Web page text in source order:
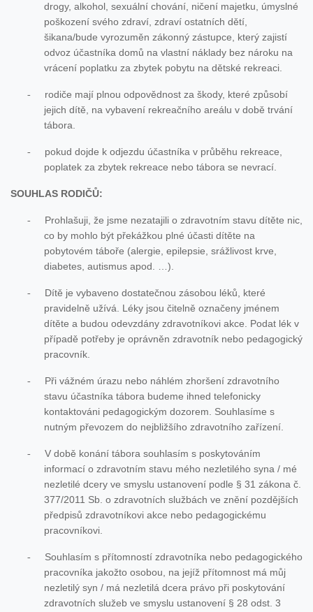
drogy, alkohol, sexuální chování, ničení majetku, úmyslné
poškození svého zdraví, zdraví ostatních dětí,
šikana/bude vyrozuměn zákonný zástupce, který zajistí
odvoz účastníka domů na vlastní náklady bez nároku na
vrácení poplatku za zbytek pobytu na dětské rekreaci.
-
rodiče mají plnou odpovědnost za škody, které způsobí
jejich dítě, na vybavení rekreačního areálu v době trvání
tábora.
-
pokud dojde k odjezdu účastníka v průběhu rekreace,
poplatek za zbytek rekreace nebo tábora se nevrací.
SOUHLAS RODIČŮ:
-
Prohlašuji, že jsme nezatajili o zdravotním stavu dítěte nic,
co by mohlo být překážkou plné účasti dítěte na
pobytovém táboře (alergie, epilepsie, srážlivost krve,
diabetes, autismus apod. …).
-
Dítě je vybaveno dostatečnou zásobou léků, které
pravidelně užívá. Léky jsou čitelně označeny jménem
dítěte a budou odevzdány zdravotníkovi akce. Podat lék v
případě potřeby je oprávněn zdravotník nebo pedagogický
pracovník.
-
Při vážném úrazu nebo náhlém zhoršení zdravotního
stavu účastníka tábora budeme ihned telefonicky
kontaktováni pedagogickým dozorem. Souhlasíme s
nutným převozem do nejbližšího zdravotního zařízení.
-
V době konání tábora souhlasím s poskytováním
informací o zdravotním stavu mého nezletilého syna / mé
nezletilé dcery ve smyslu ustanovení podle § 31 zákona č.
377/2011 Sb. o zdravotních službách ve znění pozdějších
předpisů zdravotníkovi akce nebo pedagogickému
pracovníkovi.
-
Souhlasím s přítomností zdravotníka nebo pedagogického
pracovníka jakožto osobou, na jejíž přítomnost má můj
nezletilý syn / má nezletilá dcera právo při poskytování
zdravotních služeb ve smyslu ustanovení § 28 odst. 3